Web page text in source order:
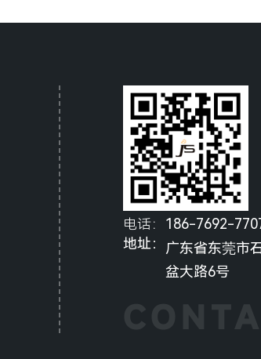
电话： 186-7692-
地址： 广东省东莞市
盆大路6号